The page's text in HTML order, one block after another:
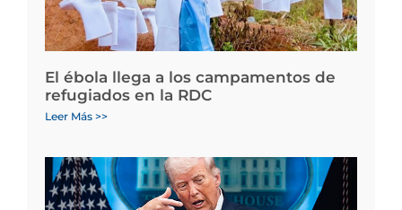
El ébola llega a los campamentos de
refugiados en la RDC
Leer Más >>